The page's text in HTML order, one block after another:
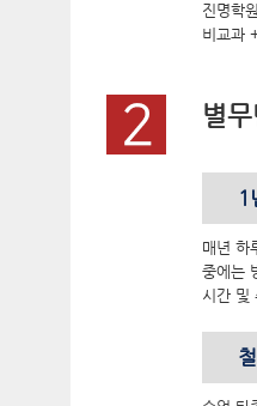
진명학
비교과
별
1
매년 하
중에는
시간 및